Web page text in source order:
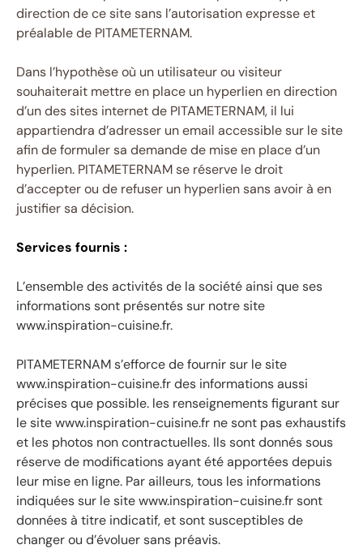
direction de ce site sans l’autorisation expresse et
préalable de PITAMETERNAM.
Dans l’hypothèse où un utilisateur ou visiteur
souhaiterait mettre en place un hyperlien en direction
d’un des sites internet de PITAMETERNAM, il lui
appartiendra d’adresser un email accessible sur le site
afin de formuler sa demande de mise en place d’un
hyperlien. PITAMETERNAM se réserve le droit
d’accepter ou de refuser un hyperlien sans avoir à en
justifier sa décision.
Services fournis :
L’ensemble des activités de la société ainsi que ses
informations sont présentés sur notre site
www.inspiration-cuisine.fr.
PITAMETERNAM s’efforce de fournir sur le site
www.inspiration-cuisine.fr des informations aussi
précises que possible. les renseignements figurant sur
le site www.inspiration-cuisine.fr ne sont pas exhaustifs
et les photos non contractuelles. Ils sont donnés sous
réserve de modifications ayant été apportées depuis
leur mise en ligne. Par ailleurs, tous les informations
indiquées sur le site www.inspiration-cuisine.frsont
données à titre indicatif, et sont susceptibles de
changer ou d’évoluer sans préavis.